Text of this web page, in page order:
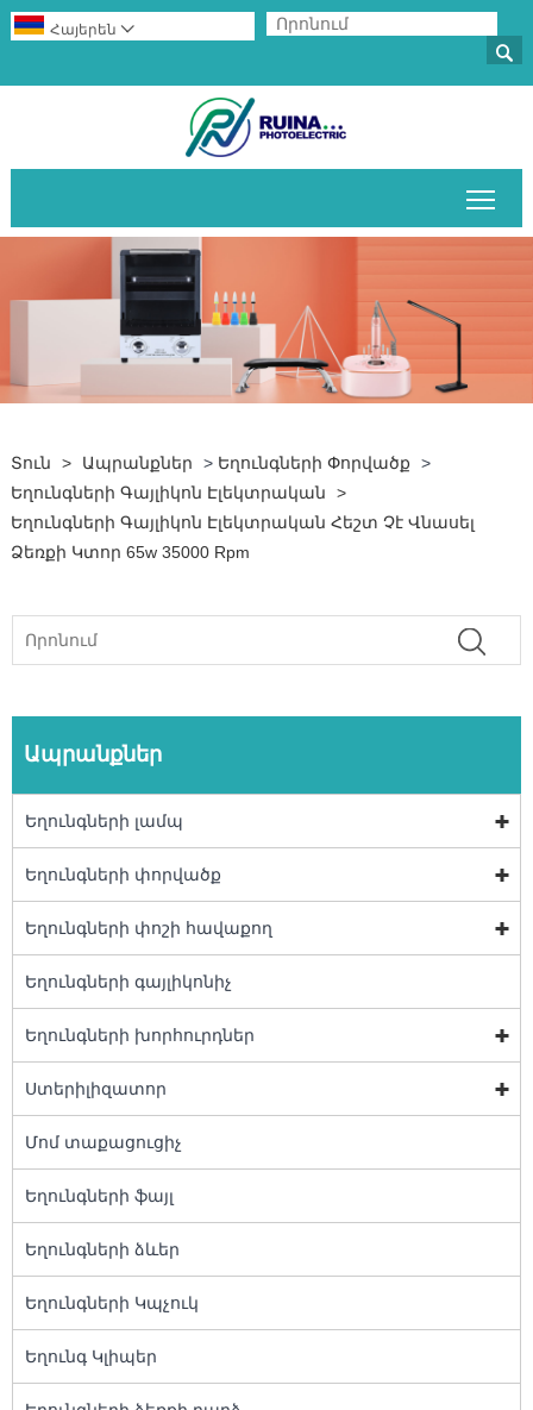

Հայերեն 
Տուն > Ապրանքներ > Եղունգների Փորվածք
>
Եղունգների Գայլիկոն Էլեկտրական
>
Եղունգների Գայլիկոն Էլեկտրական Հեշտ Չէ Վնասել
Ձեռքի Կտոր 65w 35000 Rpm
Ապրանքներ
Եղունգների լամպ
Եղունգների փորվածք
Եղունգների փոշի հավաքող
Եղունգների գայլիկոնիչ
Եղունգների խորհուրդներ
Ստերիլիզատոր
Մոմ տաքացուցիչ
Եղունգների ֆայլ
Եղունգների ձևեր
Եղունգների Կպչուկ
Եղունգ Կլիպեր